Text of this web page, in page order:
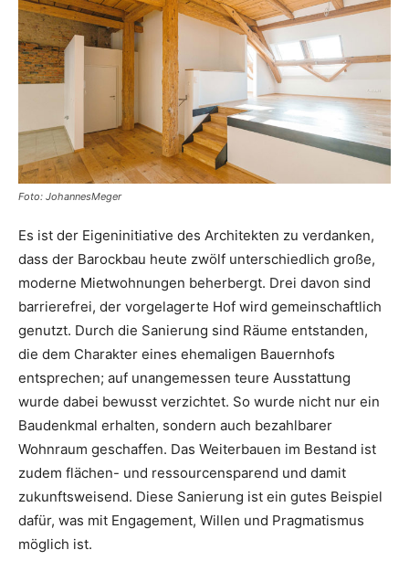
Foto: JohannesMeger
Es ist der Eigeninitiative des Architekten zu verdanken,
dass der Barockbau heute zwölf unterschiedlich große,
moderne Mietwohnungen beherbergt. Drei davon sind
barrierefrei, der vorgelagerte Hof wird gemeinschaftlich
genutzt. Durch die Sanierung sind Räume entstanden,
die dem Charakter eines ehemaligen Bauernhofs
entsprechen; auf unangemessen teure Ausstattung
wurde dabei bewusst verzichtet. So wurde nicht nur ein
Baudenkmal erhalten, sondern auch bezahlbarer
Wohnraum geschaffen. Das Weiterbauen im Bestand ist
zudem flächen- und ressourcensparend und damit
zukunftsweisend. Diese Sanierung ist ein gutes Beispiel
dafür, was mit Engagement, Willen und Pragmatismus
möglich ist.